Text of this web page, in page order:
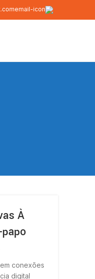
À
conexões
digital